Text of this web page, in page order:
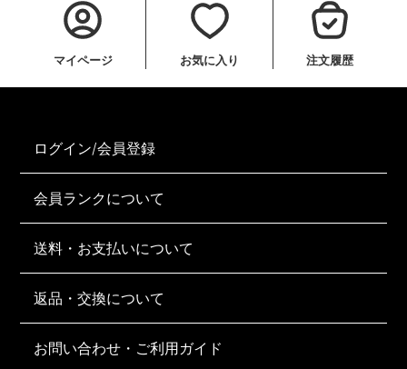
マイページ お気に入り 注文履歴
ログイン/会員登録
会員ランクについて
送料・お支払いについて
返品・交換について
お問い合わせ・ご利用ガイド